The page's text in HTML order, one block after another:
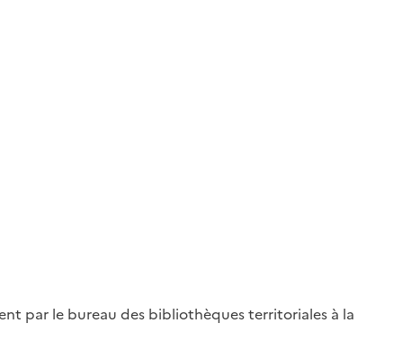
par le bureau des bibliothèques territoriales à la